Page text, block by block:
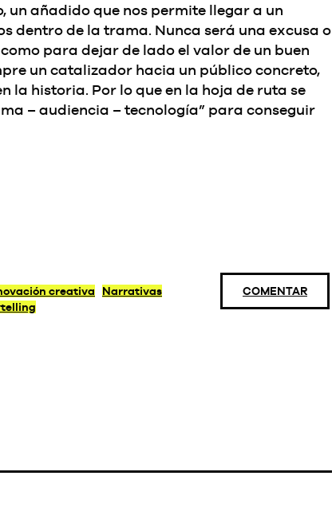
un añadido que nos permite llegar a un
dentro de la trama. Nunca será una excusa o
para dejar de lado el valor de un buen
un catalizador hacia un público concreto,
la historia. Por lo que en la hoja de ruta se
– audiencia – tecnología” para conseguir
creativa
Narrativas
COMENTAR